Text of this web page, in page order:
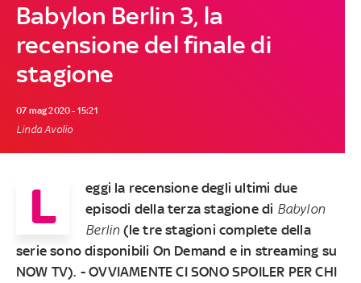
Babylon Berlin 3, la
recensione del finale di
stagione
07 mag 2020 - 15:21
Linda Avolio
L
eggi la recensione degli ultimi due
episodi della terza stagione di Babylon
Berlin(le tre stagioni complete della
serie sono disponibili On Demand e in streaming su
NOW TV). - OVVIAMENTE CI SONO SPOILER PER CHI